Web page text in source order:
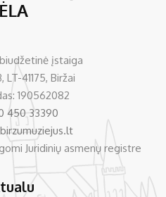
įstaiga
41175, Biržai
190562082
450 33390
Juridinių asmenų registre